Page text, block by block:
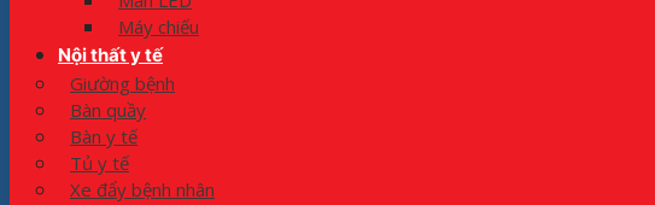
Máy chiếu
Nội thất y tế
Giường bệnh
Bàn quầy
Bàn y tế
Tủ y tế
Xe đẩy bệnh nhân